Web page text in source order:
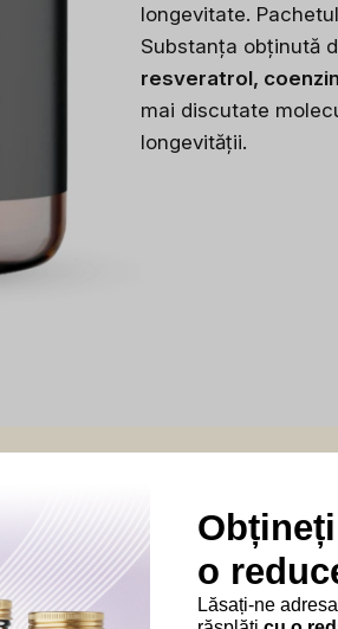
longevitate.
Substanța obținută
resveratrol,
mai discutate
longevității.
o
Lăsați-ne